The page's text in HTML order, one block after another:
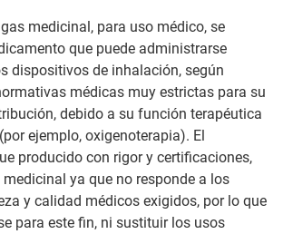
medicinal, para uso médico, se
que puede administrarse
dispositivos de inhalación, según
médicas muy estrictas para su
debido a su función terapéutica
ejemplo, oxigenoterapia). El
producido con rigor y certificaciones,
ya que no responde a los
y calidad médicos exigidos, por lo que
para este fin, ni sustituir los usos